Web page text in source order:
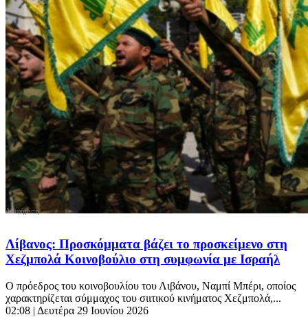
Λίβανος: Προσκόμματα βάζει το προσκείμενο στη
Χεζμπολά Κοινοβούλιο στη συμφωνία με Ισραήλ
Ο πρόεδρος του κοινοβουλίου του Λιβάνου, Ναμπί Μπέρι, οποίος
χαρακτηρίζεται σύμμαχος του σιιτικού κινήματος Χεζμπολά,...
02:08 | Δευτέρα 29 Ιουνίου 2026